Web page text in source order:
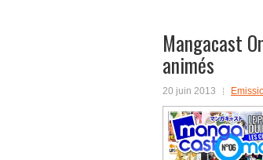
Mangacast
animés
20 juin 2013